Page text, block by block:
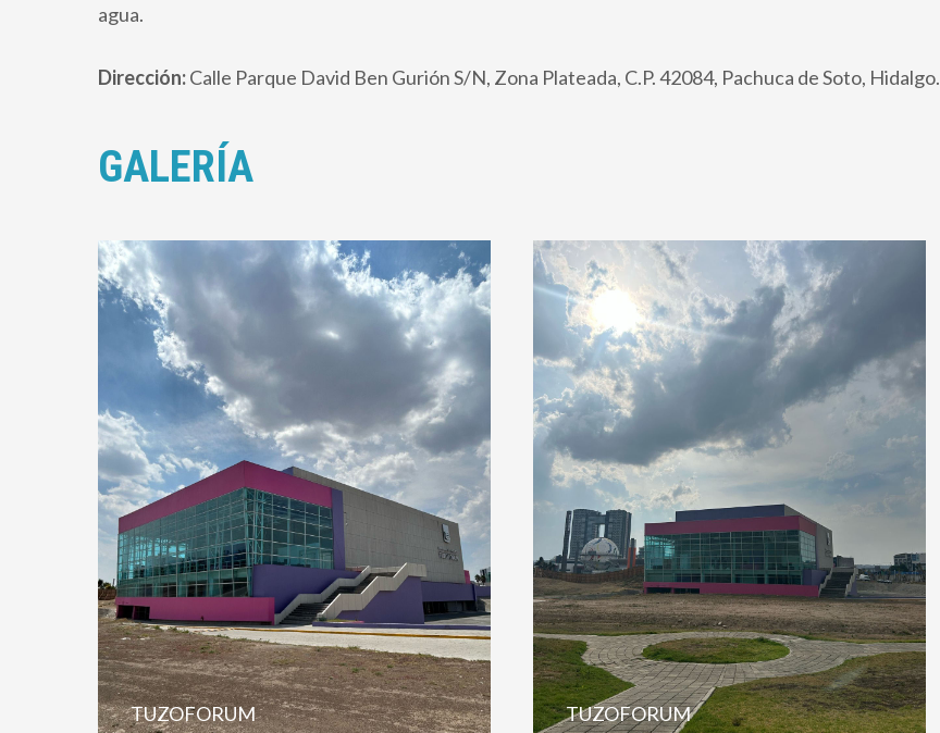
agua.
Dirección:Calle Parque David Ben Gurión S/N, Zona Plateada, C.P. 42084, Pachuca de Soto, Hidalgo.
GALERÍA
View
image
TUZOFORUM
View
image
TUZOFORUM